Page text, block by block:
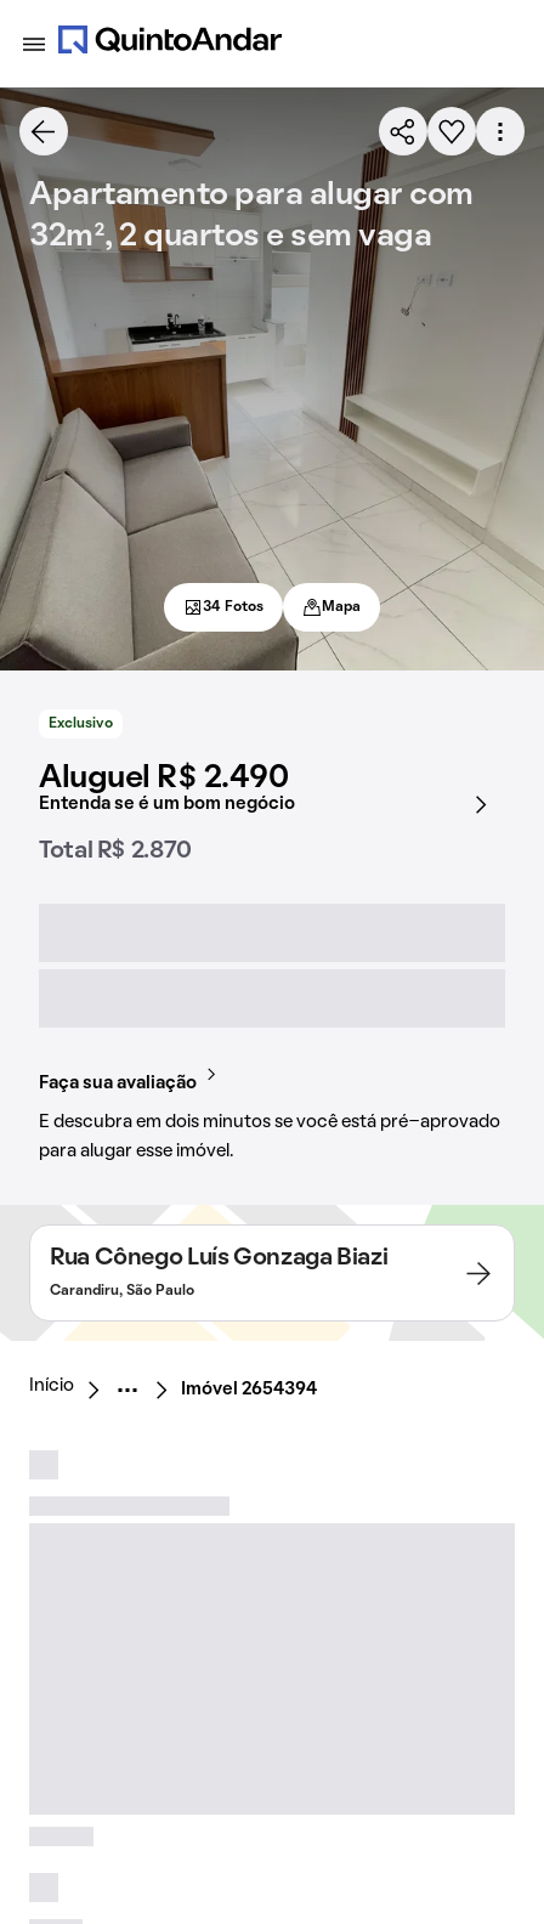
Exclusivo
Aluguel R$ 2.490
Entenda se é um bom negócio
Total R$ 2.870
Faça sua avaliação
E descubra em dois minutos se você está pré-aprovado
para alugar esse imóvel.
Apartamento para alugar com
32m², 2 quartos e sem vaga
34 Fotos Mapa
Rua Cônego Luís Gonzaga Biazi
Carandiru, São Paulo
Início Imóvel 2654394